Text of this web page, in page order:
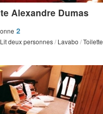
Alexandre Dumas
2
Lit deux personnes/ Lavabo /Toilette